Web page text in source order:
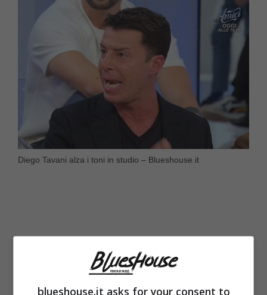
Diego Tavani alza i toni in studio – Blueshouse.it
blueshouse.it asks for your consent to